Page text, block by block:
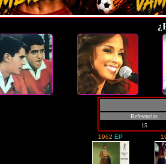
Referencias
15
1962EP